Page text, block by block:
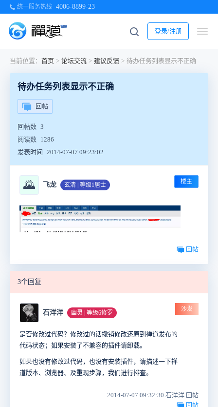
统一服务热线 4006-8899-23
登录/注册
当前位置： 首页 > 论坛交流 > 建议反馈 > 待办任务列表显示不正确
待办任务列表显示不正确
回帖
回帖数 3
阅读数 1286
发表时间
2014-07-07 09:23:02
🌄 飞龙 玄清 | 等级1居士 楼主
回帖
3个回复
石洋洋 幽灵 | 等级6修罗
沙发
是否修改过代码？修改过的话撤销修改还原到禅道发布的
代码状态；如果安装了不兼容的插件请卸载。
如果也没有修改过代码，也没有安装插件，请描述一下禅
道版本、浏览器、及重现步骤，我们进行排查。
2014-07-07 09:32:30 石洋洋 回帖
回帖